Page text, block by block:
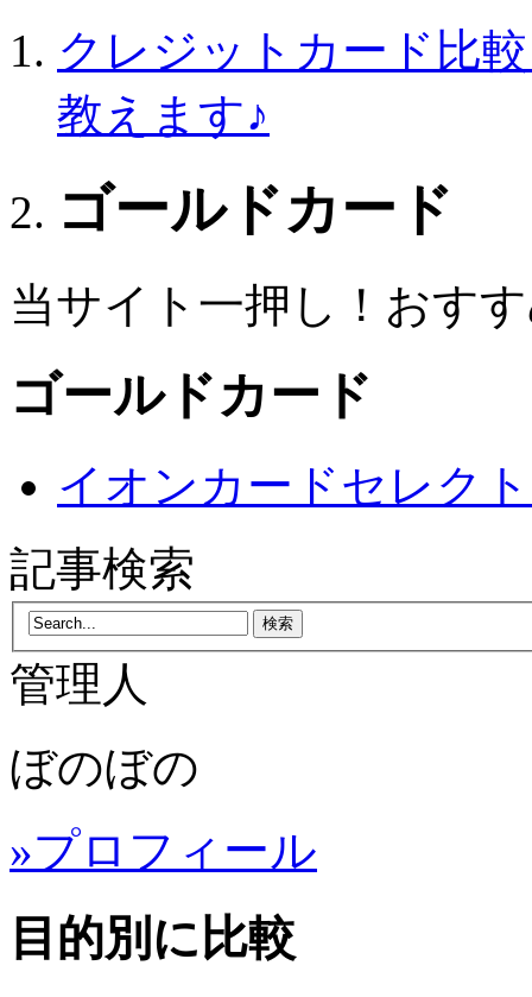
クレジットカード比
教えます♪
ゴールドカード
当サイト一押し！おす
ゴールドカード
イオンカードセレク
記事検索
管理人
ぼのぼの
»プロフィール
目的別に比較